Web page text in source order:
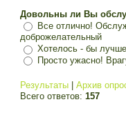
Довольны ли Вы
Все отлично!
доброжелательный
Хотелось - бы
Просто ужасно!
Результаты |Архив
Всего ответов:157